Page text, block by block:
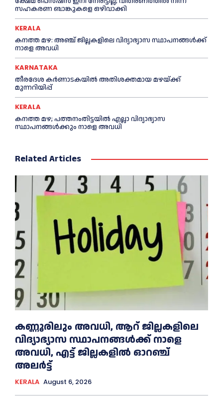
സഹകരണ ബാങ്കുകളെ ഒഴിവാക്കി
KERALA
കനത്ത മഴ: അഞ്ച് ജില്ലകളിലെ വിദ്യാഭ്യാസ സ്ഥാപനങ്ങൾക്ക്
നാളെ അവധി
KARNATAKA
തീരദേശ കർണാടകയിൽ അതിശക്തമായ മഴയ്ക്ക്
മുന്നറിയിപ്പ്
KERALA
കനത്ത മഴ; പത്തനംതിട്ടയില്‍ എല്ലാ വിദ്യാഭ്യാസ
സ്ഥാപനങ്ങള്‍ക്കും നാളെ അവധി
Related Articles
കണ്ണൂരിലും അവധി, ആറ് ജില്ലകളിലെ
വിദ്യാഭ്യാസ സ്ഥാപനങ്ങൾക്ക് നാളെ
അവധി, എട്ട് ജില്ലകളിൽ ഓറഞ്ച്
അലർട്ട്
KERALA August 6, 2026